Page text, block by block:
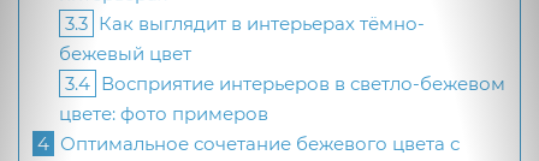
3.3 Как выглядит в интерьерах тёмно-
бежевый цвет
3.4 Восприятие интерьеров в светло-бежевом
цвете: фото примеров
4 Оптимальное сочетание бежевого цвета с